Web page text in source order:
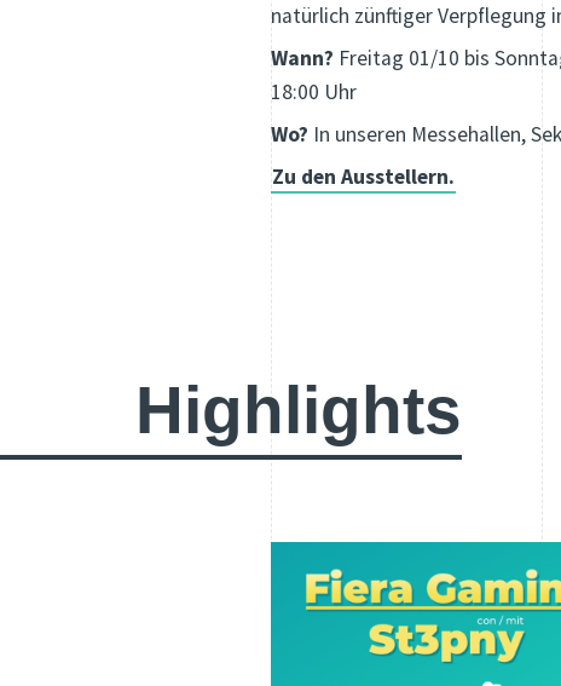
natürlich zünftiger Verpflegung
Wann? Freitag 01/10 bis
18:00 Uhr
Wo? In unseren Messehallen,
Zu den Ausstellern.
Highlights